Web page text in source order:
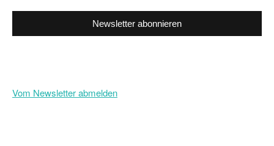
Newsletter abonnieren
Vom Newsletter abmelden